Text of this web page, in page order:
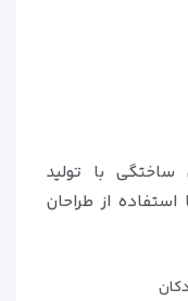
ساختگی با تولید
از طراحان